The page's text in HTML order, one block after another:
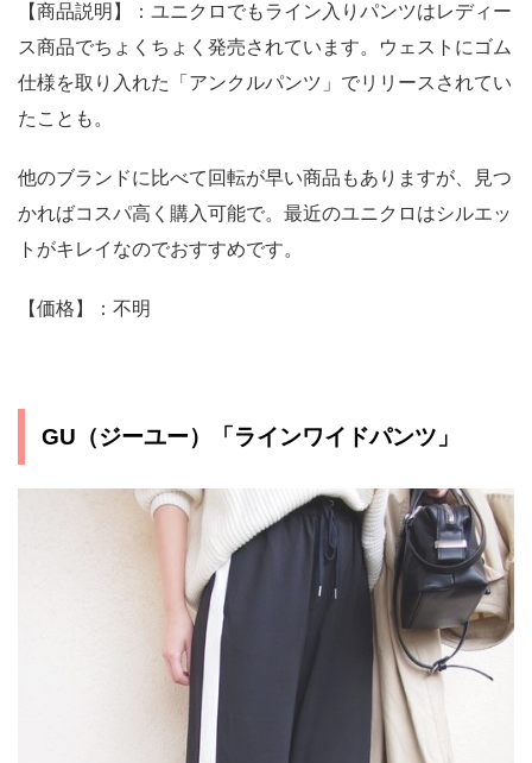
【商品説明】：ユニクロでもライン入りパンツはレディー
ス商品でちょくちょく発売されています。ウェストにゴム
仕様を取り入れた「アンクルパンツ」でリリースされてい
たことも。
他のブランドに比べて回転が早い商品もありますが、見つ
かればコスパ高く購入可能で。最近のユニクロはシルエッ
トがキレイなのでおすすめです。
【価格】：不明
GU（ジーユー）「ラインワイドパンツ」